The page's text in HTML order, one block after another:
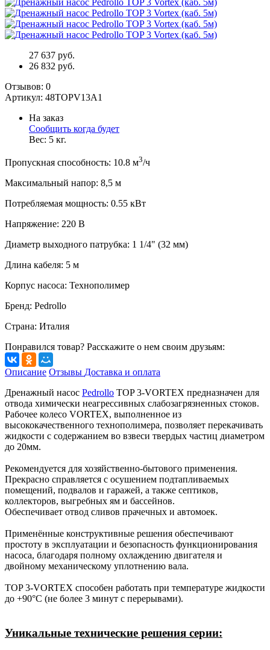
27 637 руб.
26 832 руб.
Отзывов: 0
Артикул: 48TOPV13A1
На заказ
Сообщить когда будет
Вес: 5 кг.
Пропускная способность: 10.8 м3/ч
Максимальный напор: 8,5 м
Потребляемая мощность: 0.55 кВт
Напряжение: 220 В
Диаметр выходного патрубка: 1 1/4" (32 мм)
Длина кабеля: 5 м
Корпус насоса: Технополимер
Бренд: Pedrollo
Страна: Италия
Понравился товар? Расскажите о нем своим друзьям:
Описание Отзывы Доставка и оплата
Дренажный насос Pedrollo TOP 3-VORTEX предназначен для
отвода химически неагрессивных слабозагрязненных стоков.
Рабочее колесо VORTEX, выполненное из
высококачественного технополимера, позволяет перекачивать
жидкости с содержанием во взвеси твердых частиц диаметром
до 20мм.
Рекомендуется для хозяйственно-бытового применения.
Прекрасно справляется с осушением подтапливаемых
помещений, подвалов и гаражей, а также септиков,
коллекторов, выгребных ям и бассейнов.
Обеспечивает отвод сливов прачечных и автомоек.
Применённые конструктивные решения обеспечивают
простоту в эксплуатации и безопасность функционирования
насоса, благодаря полному охлаждению двигателя и
двойному механическому уплотнению вала.
TOP 3-VORTEX способен работать при температуре жидкости
до +90°С (не более 3 минут с перерывами).
Уникальные технические решения серии: